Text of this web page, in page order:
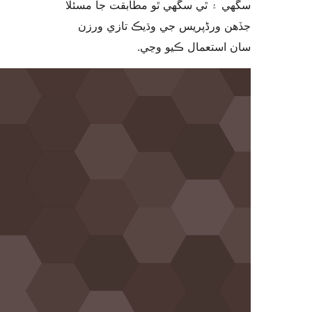
۽ ٿي سگهي ٿو مطابقت جا مسئلا
ورڈپریس جي وڌيڪ تازي ورزن
ڪيو وڃي.